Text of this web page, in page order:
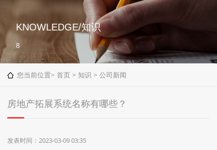
KNOWLEDGE/知识
8
您当前位置> 首页 > 知识 > 公司新闻
房地产拓展系统名称有哪些？
发表时间：2023-03-09 03:35